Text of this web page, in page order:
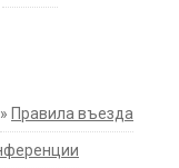
» Правила въезда